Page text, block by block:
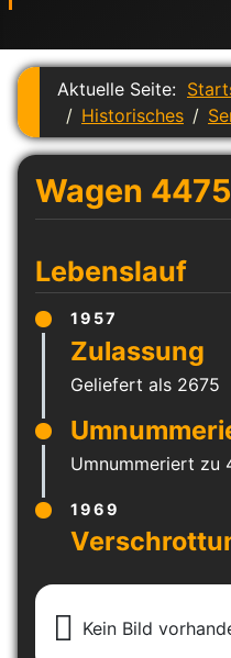
Aktuelle Seite:
Historisches
Wagen 4475
Lebenslauf
1957
Geliefert als 2675
Umnummeriert zu
1969
Kein Bild